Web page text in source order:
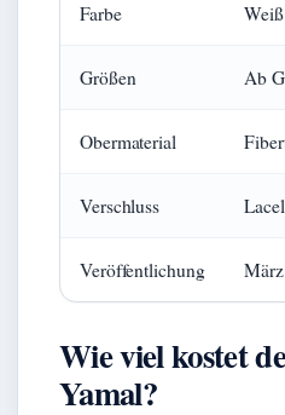
Farbe
Größen Ab
Obermaterial
Verschluss
Veröffentlichung
Wie viel kostet
Yamal?